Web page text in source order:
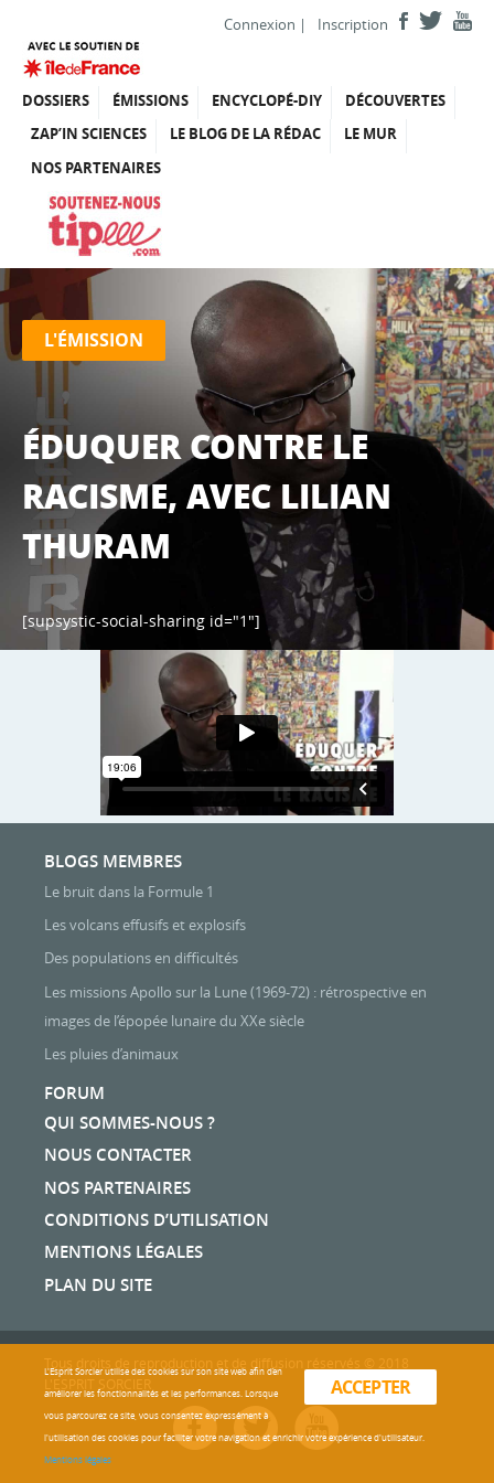
Connexion | Inscription
DOSSIERS ÉMISSIONS ENCYCLOPÉ-DIY
DÉCOUVERTES
ZAP’IN SCIENCES
LE BLOG DE LA RÉDAC
LE MUR
NOS PARTENAIRES
L'ÉMISSION
ÉDUQUER CONTRE LE
RACISME, AVEC LILIAN
THURAM
[supsystic-social-sharing id="1"]
BLOGS MEMBRES
Le bruit dans la Formule 1
Les volcans effusifs et explosifs
Des populations en difficultés
Les missions Apollo sur la Lune (1969-72) : rétrospective en
images de l’épopée lunaire du XXe siècle
Les pluies d’animaux
FORUM
QUI SOMMES-NOUS ?
NOUS CONTACTER
NOS PARTENAIRES
CONDITIONS D’UTILISATION
MENTIONS LÉGALES
PLAN DU SITE
L'ESPRIT SORCIER
ACCEPTER
L'Esprit Sorcier utilise des cookies sur son site web afin d’en
améliorer les fonctionnalités et les performances. Lorsque
vous parcourez ce site, vous consentez expressément à
l'utilisation des cookies pour faciliter votre navigation et enrichir votre expérience d'utilisateur.
Mentions légales